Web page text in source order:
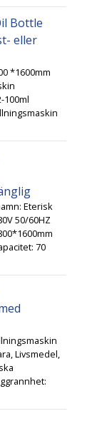
Bottle
eller
*1600mm
100ml
Eterisk
50/60HZ
70
Livsmedel,